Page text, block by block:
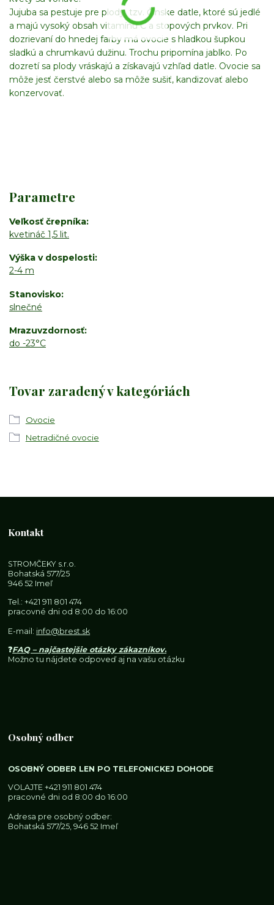
Jujuba sa pestuje pre plody, tzv. Čínske datle, ktoré sú jedlé
a majú vysoký obsah vitamínu C a stopových prvkov. Pri
dozrievaní do hnedej farby má ovocie s hladkou šupkou
sladkú a chrumkavú dužinu. Trochu pripomína jablko. Po
dozretí sa plody vráskajú a získavajú vzhľad datle. Ovocie sa
môže jesť čerstvé alebo sa môže sušiť, kandizovať alebo
konzervovať.
Parametre
Veľkosť črepníka
kvetináč 1,5 lit.
Výška v dospelosti
2-4 m
Stanovisko
slnečné
Mrazuvzdornosť
do -23°C
Tovar zaradený v kategóriách
Ovocie
Netradičné ovocie
Kontakt
STROMČEKY s.r.o.
Bohatská 577/25
946 52 Imeľ
Tel.:+421 911 801 474
pracovné dni od 8:00 do 16:00
E-mail: info@brest.sk
❓FAQ – najčastejšie otázky zákazníkov.
Možno tu nájdete odpoveď aj na vašu otázku
Osobný odber
OSOBNÝ ODBER LEN PO TELEFONICKEJ DOHODE
VOLAJTE+421 911 801 474
pracovné dni od 8:00 do 16:00
Adresa pre osobný odber:
Bohatská 577/25, 946 52 Imeľ